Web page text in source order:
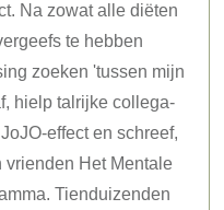
Na zowat alle diëten
te hebben
zoeken 'tussen mijn
hielp talrijke collega-
effect en schreef,
Het Mentale
Tienduizenden